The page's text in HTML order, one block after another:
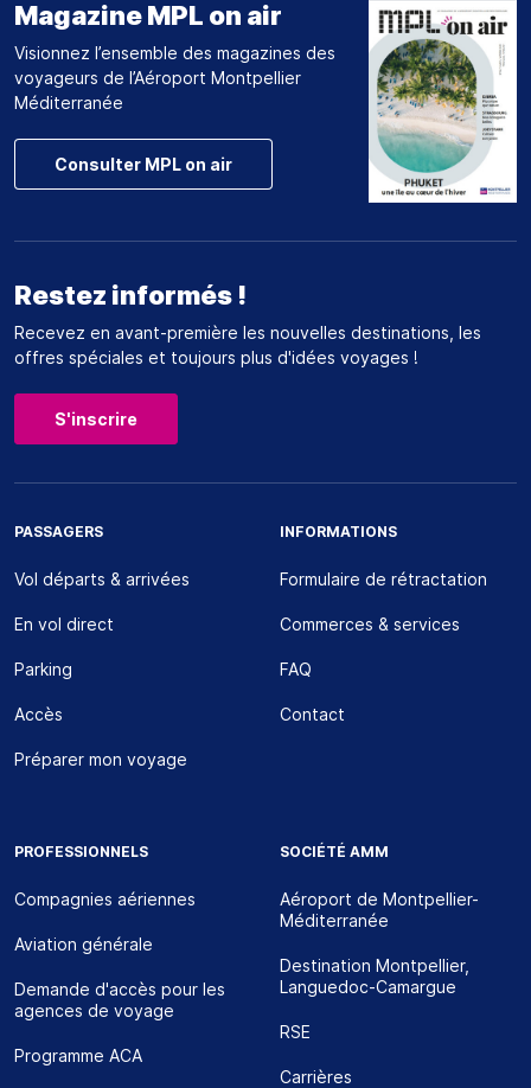
Magazine MPL on air
Visionnez l’ensemble des magazines des
voyageurs de l’Aéroport Montpellier
Méditerranée
Consulter MPL on air
Restez informés !
Recevez en avant-première les nouvelles destinations, les
offres spéciales et toujours plus d'idées voyages !
S'inscrire
PASSAGERS
Vol départs & arrivées
En vol direct
Parking
Accès
Préparer mon voyage
INFORMATIONS
Formulaire de rétractation
Commerces & services
FAQ
Contact
PROFESSIONNELS
Compagnies aériennes
Aviation générale
Demande d'accès pour les
agences de voyage
Programme ACA
SOCIÉTÉ AMM
Aéroport de Montpellier-
Méditerranée
Destination Montpellier,
Languedoc-Camargue
RSE
Carrières